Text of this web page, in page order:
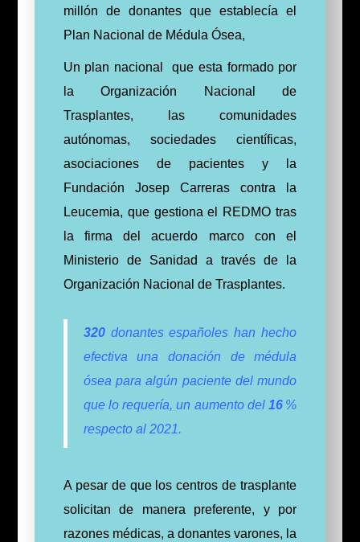
millón de donantes que establecía el
Plan Nacional de Médula Ósea,
Un plan nacional que esta formado por
la Organización Nacional de
Trasplantes, las comunidades
autónomas, sociedades científicas,
asociaciones de pacientes y la
Fundación Josep Carreras contra la
Leucemia, que gestiona el REDMO tras
la firma del acuerdo marco con el
Ministerio de Sanidad a través de la
Organización Nacional de Trasplantes.
320donantes españoles han hecho
efectiva una donación de médula
ósea para algún paciente del mundo
que lo requería, un aumento del16 %
respecto al 2021.
A pesar de que los centros de trasplante
solicitan de manera preferente, y por
razones médicas, a donantes varones, la